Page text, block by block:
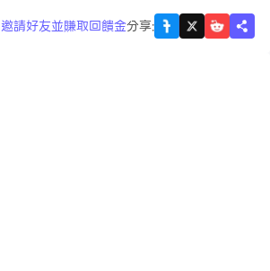
邀請好友並賺取回饋金分享: